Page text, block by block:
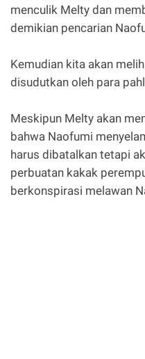
menculik Melty dan
demikian pencarian
Kemudian kita akan
disudutkan oleh para
Meskipun Melty akan
bahwa Naofumi
harus dibatalkan tetapi
perbuatan kakak
berkonspirasi melawan